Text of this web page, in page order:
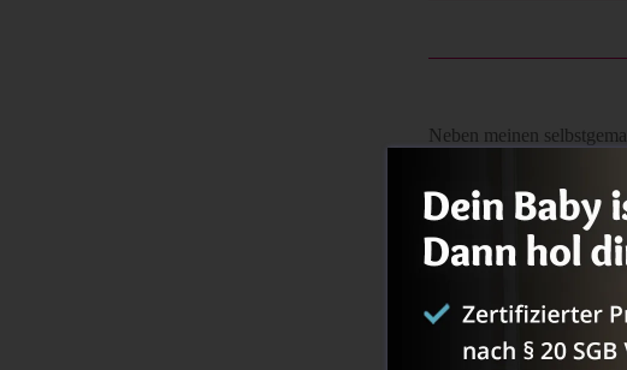
Neben meinen
esse ich am aller-aller-
lecker!
K liebt aktuell ganz
Natürlich gibt es auch
Variante. Ich habe ein